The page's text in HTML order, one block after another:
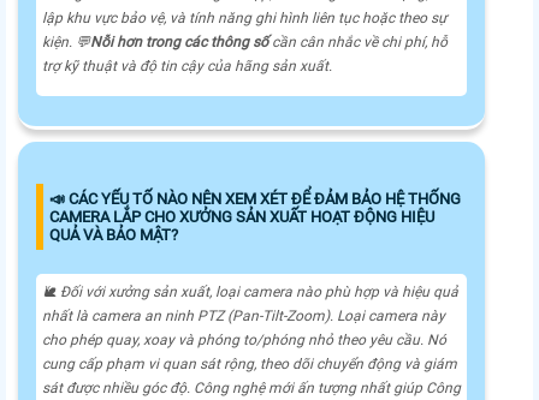
lập khu vực bảo vệ, và tính năng ghi hình liên tục hoặc theo sự
kiện. 💬Nỗi hơn trong các thông sốcần cân nhắc về chi phí, hỗ
trợ kỹ thuật và độ tin cậy của hãng sản xuất.
📣 CÁC YẾU TỐ NÀO NÊN XEM XÉT ĐỂ ĐẢM BẢO HỆ THỐNG
CAMERA LẮP CHO XƯỞNG SẢN XUẤT HOẠT ĐỘNG HIỆU
QUẢ VÀ BẢO MẬT?
🐌 Đối với xưởng sản xuất, loại camera nào phù hợp và hiệu quả
nhất là camera an ninh PTZ (Pan-Tilt-Zoom). Loại camera này
cho phép quay, xoay và phóng to/phóng nhỏ theo yêu cầu. Nó
cung cấp phạm vi quan sát rộng, theo dõi chuyển động và giám
sát được nhiều góc độ. Công nghệ mới ấn tượng nhất giúp Công